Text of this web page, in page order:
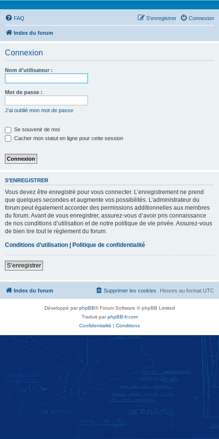
FAQ Connexion
S’enregistrer
Index du forum
Connexion
Nom d’utilisateur :
Mot de passe :
J’ai oublié mon mot de passe
Se souvenir de moi
Cacher mon statut en ligne pour cette session
S’ENREGISTRER
Vous devez être enregistré pour vous connecter. L’enregistrement ne prend
que quelques secondes et augmente vos possibilités. L’administrateur du
forum peut également accorder des permissions additionnelles aux membres
du forum. Avant de vous enregistrer, assurez-vous d’avoir pris connaissance
de nos conditions d’utilisation et de notre politique de vie privée. Assurez-vous
de bien lire tout le règlement du forum.
Conditions d’utilisation | Politique de confidentialité
S’enregistrer
Index du forum Heures au format UTC
Supprimer les cookies
Développé parphpBB® Forum Software © phpBB Limited
Traduit parphpBB-fr.com
Confidentialité | Conditions